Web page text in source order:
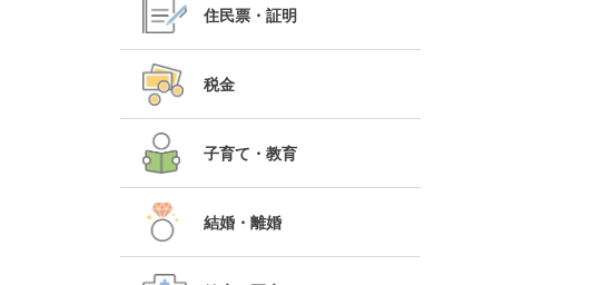
住民票・証明
税金
子育て・教育
結婚・離婚